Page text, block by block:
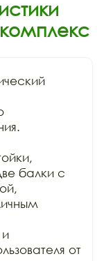
балки с
от